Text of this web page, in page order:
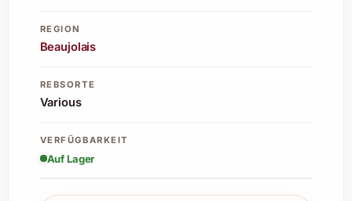
REGION
Beaujolais
REBSORTE
Various
VERFÜGBARKEIT
Auf Lager